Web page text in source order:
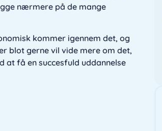
nærmere på de mange
kommer igennem det, og
blot gerne vil vide mere om det,
få en succesfuld uddannelse